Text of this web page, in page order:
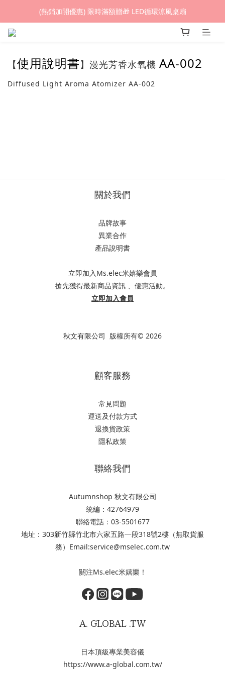
(熱銷加開優惠) 限時滿額贈🎁 LED循環涼風桌扇
(熱銷加開優惠) 限時滿額贈🎁 LED循環涼風桌扇
城鎮韌性(防空)演習期間，網頁載入速度可能延遲。
(熱銷加開優惠) 限時滿額贈🎁 LED循環涼風桌扇
【使用說明書】漫光芳香水氧機 AA-002
Diffused Light Aroma Atomizer AA-002
關於我們
品牌故事
異業合作
產品說明書
立即加入Ms.elec米嬉樂會員
搶先獲得最新商品資訊 、優惠活動。
立即加入會員
秋文有限公司 版權所有© 2026
顧客服務
常見問題
運送及付款方式
退換貨政策
隱私政策
聯絡我們
Autumnshop 秋文有限公司
統編：42764979
聯絡電話：03-5501677
地址：303新竹縣竹北市六家五路一段318號2樓（無取貨服
務）Email:service@mselec.com.tw
關注Ms.elec米嬉樂！
A. GLOBAL .TW
日本頂級專業美容儀
https://www.a-global.com.tw/